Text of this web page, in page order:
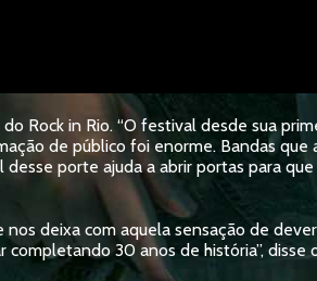
Rock in Rio. “O festival desde sua
de público foi enorme. Bandas
porte ajuda a abrir portas para
deixa com aquela sensação de
30 anos de história”,